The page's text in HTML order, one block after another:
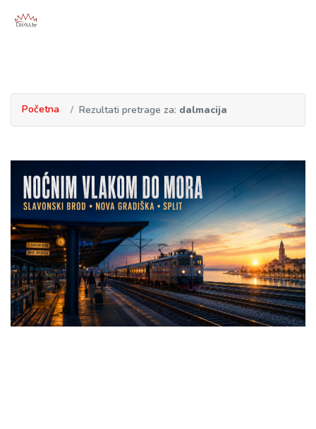
Početna Rezultati pretrage za: dalmacija